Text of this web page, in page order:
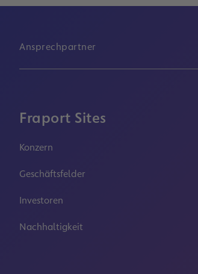
Ansprechpartner
Fraport Sites
Konzern
Geschäftsfelder
Investoren
Nachhaltigkeit